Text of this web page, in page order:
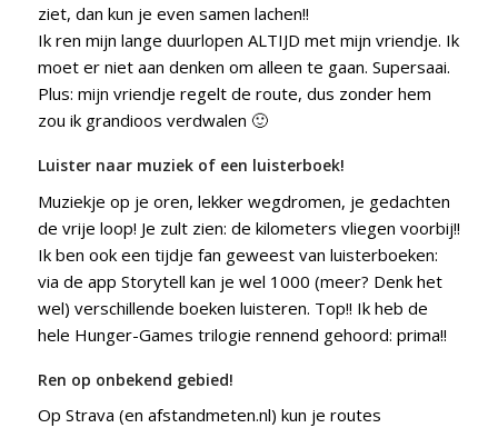
ziet, dan kun je even samen lachen!!
Ik ren mijn lange duurlopen ALTIJD met mijn vriendje. Ik
moet er niet aan denken om alleen te gaan. Supersaai.
Plus: mijn vriendje regelt de route, dus zonder hem
zou ik grandioos verdwalen 🙂
Luister naar muziek of een luisterboek!
Muziekje op je oren, lekker wegdromen, je gedachten
de vrije loop! Je zult zien: de kilometers vliegen voorbij!!
Ik ben ook een tijdje fan geweest van luisterboeken:
via de app Storytell kan je wel 1000 (meer? Denk het
wel) verschillende boeken luisteren. Top!! Ik heb de
hele Hunger-Games trilogie rennend gehoord: prima!!
Ren op onbekend gebied!
Op Strava (en afstandmeten.nl) kun je routes